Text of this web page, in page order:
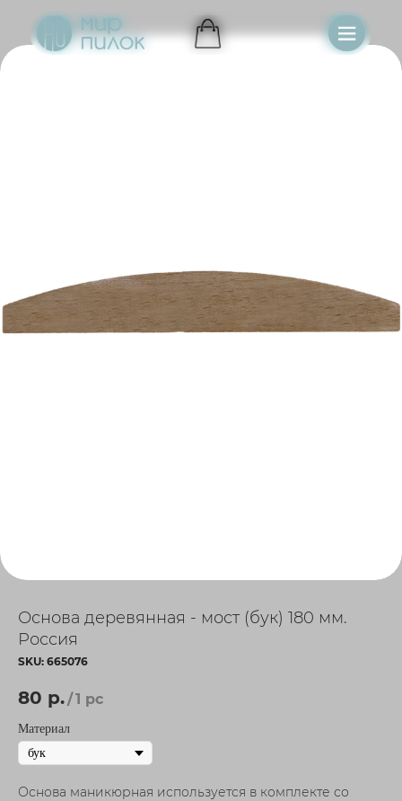
Основа деревянная - мост (бук) 180 мм.
Россия
SKU: 665076
80 р./1 pc
Материал
Основа маникюрная используется в комплекте со